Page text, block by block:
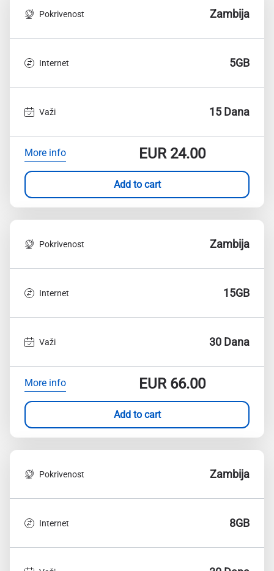
Pokrivenost Zambija
Internet 5GB
Važi 15 Dana
More info EUR24.00
Add to cart
Pokrivenost Zambija
Internet 15GB
Važi 30 Dana
More info EUR66.00
Add to cart
Pokrivenost Zambija
Internet 8GB